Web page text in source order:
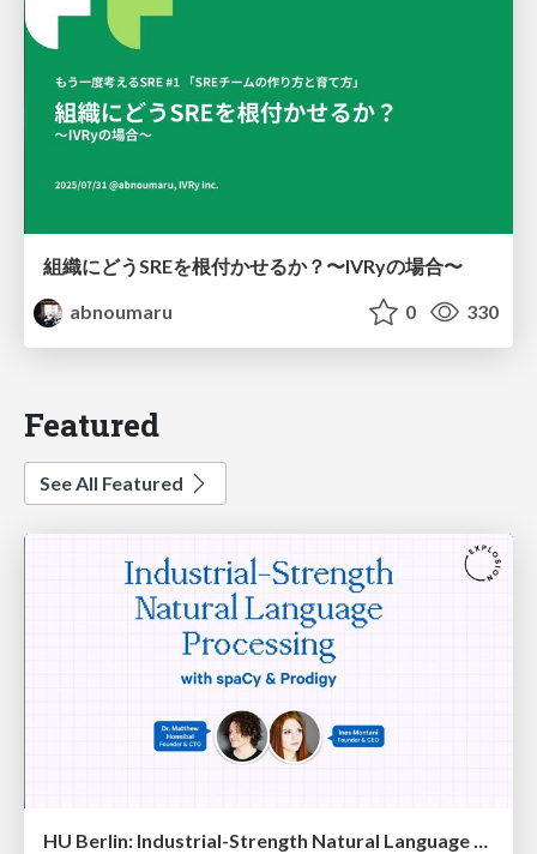
組織にどうSREを根付かせるか？〜IVRyの場合〜
abnoumaru
0 330
Featured
See All Featured
HU Berlin: Industrial-Strength Natural Language Processing with spaCy and Prodigy